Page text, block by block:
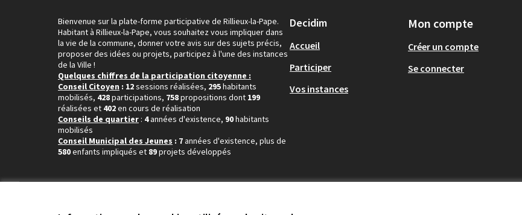
Bienvenue sur la plate-forme participative de Rillieux-la-Pape.
Habitant à Rillieux-la-Pape, vous souhaitez vous impliquer dans
la vie de la commune, donner votre avis sur des sujets précis,
proposer des idées ou projets, participez à l'une des instances
de la Ville !
Quelques chiffres de la participation citoyenne :
Conseil Citoyen : 12sessions réalisées, 295habitants
mobilisés, 428participations, 758propositions dont 199
réalisées et 402en cours de réalisation
Conseils de quartier : 4années d'existence, 90habitants
mobilisés
Conseil Municipal des Jeunes : 7années d'existence, plus de
580enfants impliqués et 89projets développés
Decidim
Accueil
Participer
Vos instances
Mon compte
Créer un compte
Se connecter